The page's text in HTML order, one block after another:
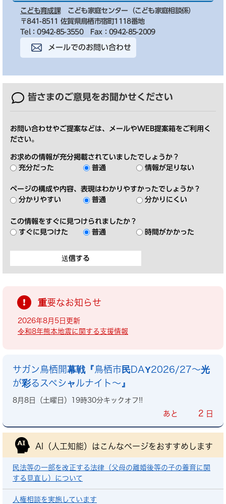
こども育成課
こども家庭センター（こども家庭相談係）
〒841-8511 佐賀県鳥栖市宿町1118番地
Tel：0942-85-3550
Fax：0942-85-2009
メールでのお問い合わせ
皆さまのご意見をお聞かせください
お問い合わせやご提案などは、メールやWEB提案箱をご利用く
ださい。
お求めの情報が充分掲載されていましたでしょうか？
充分だった
普通 情報が足りない
ページの構成や内容、表現はわかりやすかったでしょうか？
分かりやすい
普通 分かりにくい
この情報をすぐに見つけられましたか？
すぐに見つけた
普通 時間がかかった
重要なお知らせ
2026年8月5日更新
令和8年熊本地震に関する支援情報
サガン鳥栖開幕戦『鳥栖市民DAY2026/27～光
が彩るスペシャルナイト～』
8月8日（土曜日）19時30分キックオフ!!
あと 2 日
AI（人工知能）は こんなページをおすすめします
民法等の一部を改正する法律（父母の離婚後等の子の養育に関
する見直し）について
人権相談を実施しています